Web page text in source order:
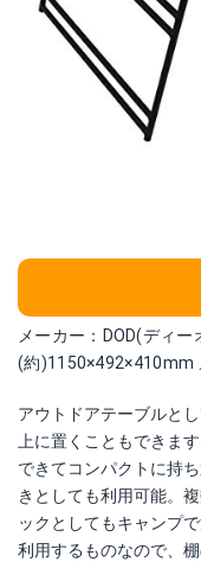
メーカー：DOD(ディー
(約)1150×492×410mm
アウトドアテーブルと
上に置くこともできま
できてコンパクトに持
きとしても利用可能。
ックとしてもキャンプ
利用するものなので、